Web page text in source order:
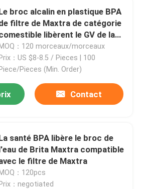
broc alcalin en plastique BPA
filtre de Maxtra de catégorie
libèrent le GV de la
ROHS approuvé
：120 morceaux/morceaux
：US $8-8.5 / Pieces | 100
Pieces (Min. Order)
Contact
santé BPA libère le broc de
de Brita Maxtra compatible
le filtre de Maxtra
MOQ：120pcs
Prix：negotiated